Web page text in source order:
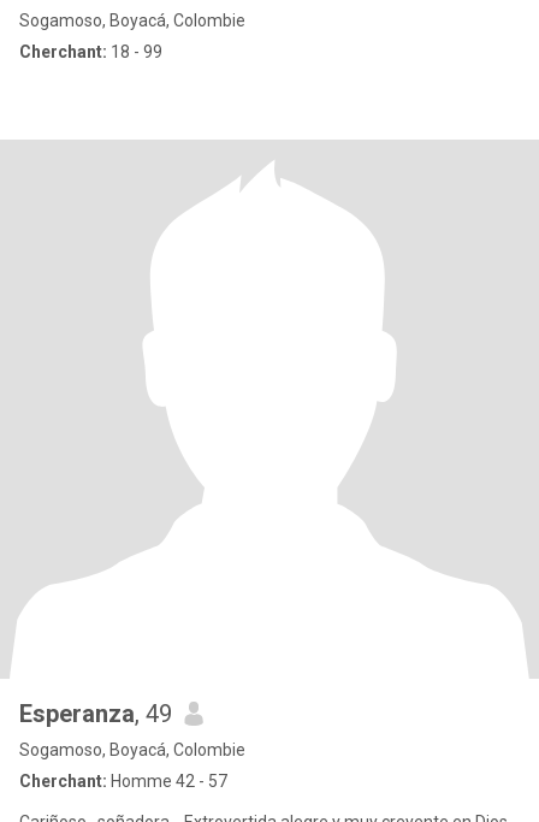
Sogamoso, Boyacá, Colombie
Cherchant: 18 - 99
Esperanza, 49
Sogamoso, Boyacá, Colombie
Cherchant: Homme 42 - 57